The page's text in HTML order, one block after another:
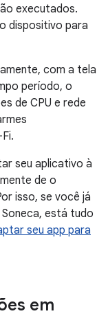
executados.
dispositivo para
com a tela
período, o
de CPU e rede
seu aplicativo à
de o
isso, se você já
está tudo
seu app para
em